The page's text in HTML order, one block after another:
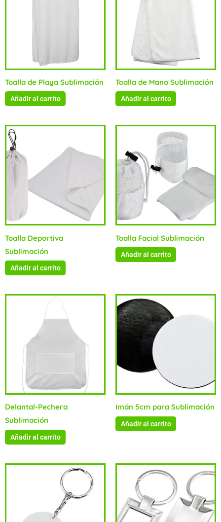
Toalla de Playa Sublimación
Añadir al carrito
Toalla de Mano Sublimación
Añadir al carrito
Toalla Deportiva
Sublimación
Añadir al carrito
Toalla Facial Sublimación
Añadir al carrito
Delantal-Pechera
Sublimación
Añadir al carrito
Imán 5cm para Sublimación
Añadir al carrito